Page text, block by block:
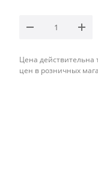
Цена действительна
цен в розничных